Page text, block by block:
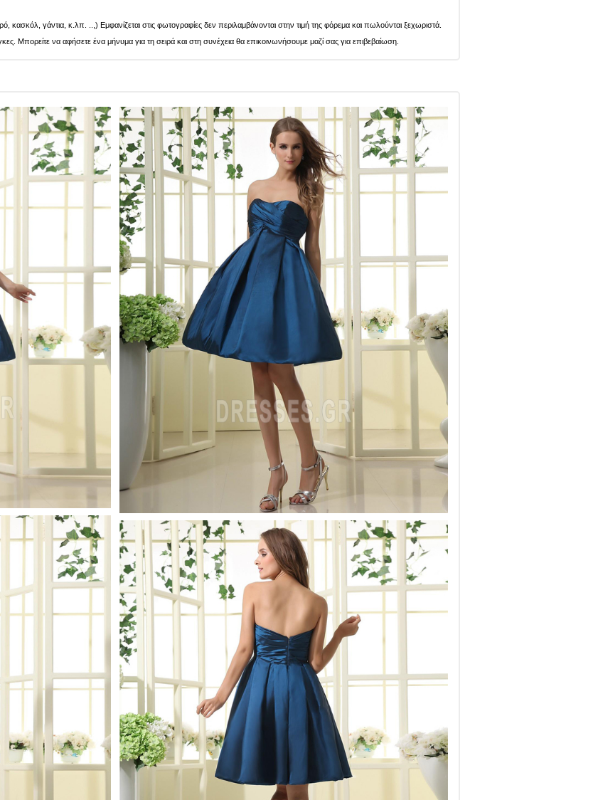
κασκόλ, γάντια, κ.λπ. ..,) Εμφανίζεται στις φωτογραφίες δεν περιλαμβάνονται στην τιμή της φόρεμα και πωλούνται ξεχωριστά.
Μπορείτε να αφήσετε ένα μήνυμα για τη σειρά και στη συνέχεια θα επικοινωνήσουμε μαζί σας για επιβεβαίωση.